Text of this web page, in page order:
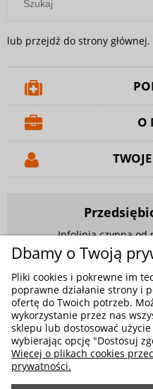
lub przejdź do strony głównej.
O
Infolinia czynna od
w
881
E-mail:
Sklepy
ul. Składowa
ul. Żywiecka 91,
Dbamy o Twoją
Pliki cookies i pokrewne im
poprawne działanie strony i
ofertę do Twoich potrzeb.
wykorzystanie przez nas
sklepu lub dostosować
wybierając opcję "Dostosuj
Więcej o plikach cookies
prywatności.